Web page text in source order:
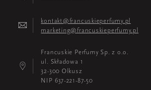
kontakt@francuskieperfumy.pl
marketing@francuskieperfumy.pl
Francuskie Perfumy Sp. z o.o.
ul. Składowa 1
32-300 Olkusz
NIP 637-221-87-50